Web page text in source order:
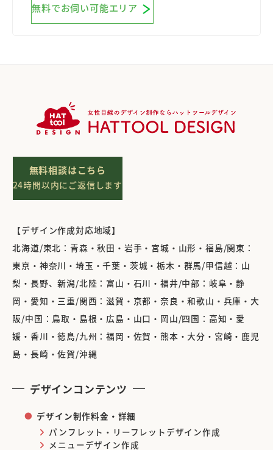
無料でお伺い可能エリア
無料相談はこちら
24時間以内にご返信します
【デザイン作成対応地域】
北海道/東北：青森・秋田・岩手・宮城・山形・福島/関東：
東京・神奈川・埼玉・千葉・茨城・栃木・群馬/甲信越：山
梨・長野、新潟/北陸：富山・石川・福井/中部：岐阜・静
岡・愛知・三重/関西：滋賀・京都・奈良・和歌山・兵庫・大
阪/中国：鳥取・島根・広島・山口・岡山/四国：高知・愛
媛・香川・徳島/九州：福岡・佐賀・熊本・大分・宮崎・鹿児
島・長崎・佐賀/沖縄
デザインコンテンツ
デザイン制作料金・詳細
パンフレット・リーフレットデザイン作成
メニューデザイン作成